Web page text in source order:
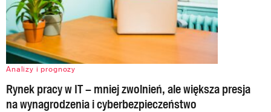
Analizy i prognozy
Rynek pracy w IT – mniej zwolnień, ale większa presja
na wynagrodzenia i cyberbezpieczeństwo